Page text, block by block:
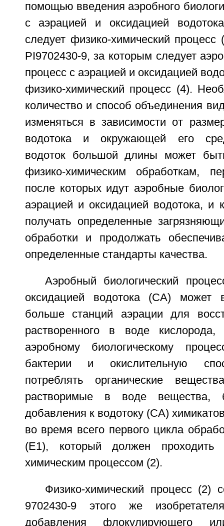
помощью введения аэробного
с аэрацией и оксидацией
следует физико-химический процесс
PI9702430-9, за которым следует
процесс с аэрацией и оксидацией
физико-химический процесс (4).
количество и способ объединения
изменяться в зависимости от
водотока и окружающей его
водоток большой длины может
физико-химическим обработкам,
после которых идут аэробные
аэрацией и оксидацией водотока, и
получать определенные
обработки и продолжать
определенные стандарты качества.
Аэробный биологический
оксидацией водотока (СА) может
больше станций аэрации для
растворенного в воде кислорода,
аэробному биологическому
бактерии и окислительную
потреблять органические
растворимые в воде вещества,
добавления к водотоку (СА)
во время всего первого цикла
(Е1), который должен проходить
химическим процессом (2).
Физико-химический процесс (2)
9702430-9 этого же
добавления флокулирующего